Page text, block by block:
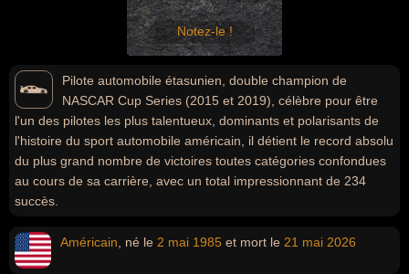
Notez-le !
Pilote automobile étasunien, double champion de
NASCAR Cup Series (2015 et 2019), célèbre pour être
l'un des pilotes les plus talentueux, dominants et polarisants de
l'histoire du sport automobile américain, il détient le record absolu
du plus grand nombre de victoires toutes catégories confondues
au cours de sa carrière, avec un total impressionnant de 234
succès.
Américain , né le 2 mai 1985 et mort le 21 mai 2026